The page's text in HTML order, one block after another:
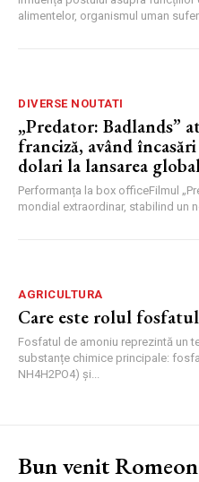
alimentelor, organismul uman
DIVERSE NOUTATI
„Predator: Badlands”
franciză, având
dolari la lansarea
Performanța la box officeFilmul
mondial extraordinar, stabilind un
AGRICULTURA
Care este rolul
Fosfatul de amoniu reprezintă un
substanțe chimice principale:
NH4H2PO4) și...
Bun venit